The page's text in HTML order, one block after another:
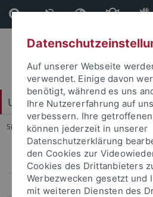
Direkt
zum
Inhalt
Direkt
zur
Fußleiste
Universitätsbibliothek
Sie sind hier: Startseite ... E-
Elektronische Zeitschriftenbibliothek
Paperboy
Auf unserer Webseite
verwendet. Einige davon
benötigt, während es uns
Ihre Nutzererfahrung auf
verbessern. Ihre
können jederzeit in unserer
Datenschutzerklärung
den Cookies zur
Cookies des Drittanbieters
Werbezwecken gesetzt und
mit weiteren Diensten des